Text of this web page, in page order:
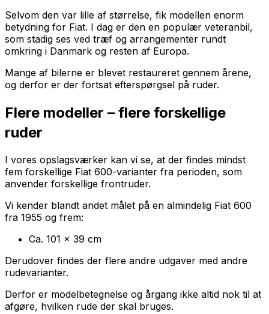
Selvom den var lille af størrelse, fik modellen enorm
betydning for Fiat. I dag er den en populær veteranbil,
som stadig ses ved træf og arrangementer rundt
omkring i Danmark og resten af Europa.
Mange af bilerne er blevet restaureret gennem årene,
og derfor er der fortsat efterspørgsel på ruder.
Flere modeller – flere forskellige
ruder
I vores opslagsværker kan vi se, at der findes mindst
fem forskellige Fiat 600-varianter fra perioden, som
anvender forskellige frontruder.
Vi kender blandt andet målet på en almindelig Fiat 600
fra 1955 og frem:
Ca. 101 x 39 cm
Derudover findes der flere andre udgaver med andre
rudevarianter.
Derfor er modelbetegnelse og årgang ikke altid nok til at
afgøre, hvilken rude der skal bruges.